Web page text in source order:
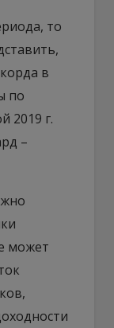
то
в
по
2019 г.
–
может